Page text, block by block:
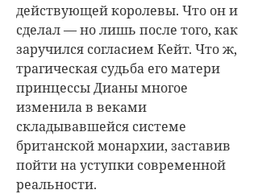
действующей королевы. Что он и
сделал — но лишь после того, как
заручился согласием Кейт. Что ж,
трагическая судьба его матери
принцессы Дианы многое
изменила в веками
складывавшейся системе
британской монархии, заставив
пойти на уступки современной
реальности.